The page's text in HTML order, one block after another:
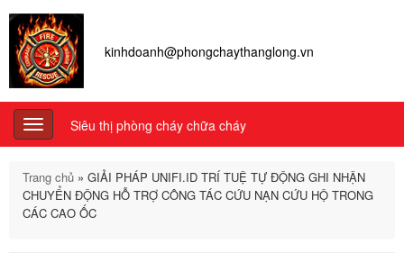
kinhdoanh@phongchaythanglong.vn
Toggle
navigation
Siêu thị phòng cháy chữa cháy
Trang chủ » GIẢI PHÁP UNIFI.ID TRÍ TUỆ TỰ ĐỘNG GHI NHẬN
CHUYỂN ĐỘNG HỖ TRỢ CÔNG TÁC CỨU NẠN CỨU HỘ TRONG
CÁC CAO ỐC